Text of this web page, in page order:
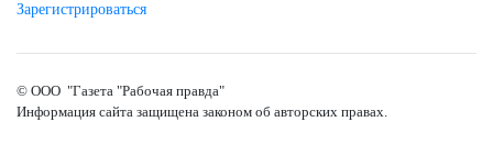
Зарегистрироваться
© ООО "Газета "Рабочая правда"
Информация сайта защищена законом об авторских правах.